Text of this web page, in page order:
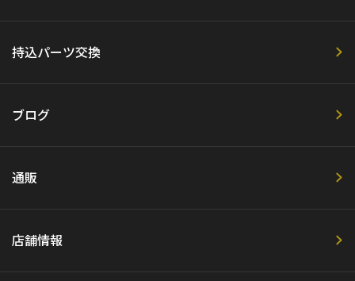
持込パーツ交換
ブログ
通販
店舗情報